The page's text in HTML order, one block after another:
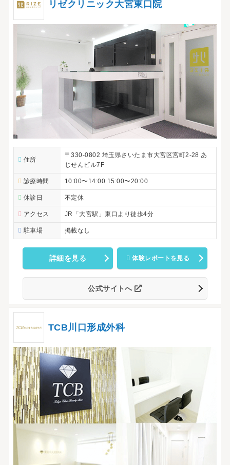
リゼクリニック大宮東口院
住所
〒330-0802 埼玉県さいたま市大宮区宮町2-28 あ
じせんビル7F
診療時間 10:00〜14:00 15:00〜20:00
休診日 不定休
アクセス JR「大宮駅」東口より徒歩4分
駐車場 掲載なし
詳細を見る 体験レポートを見る
公式サイトへ
TCB川口形成外科